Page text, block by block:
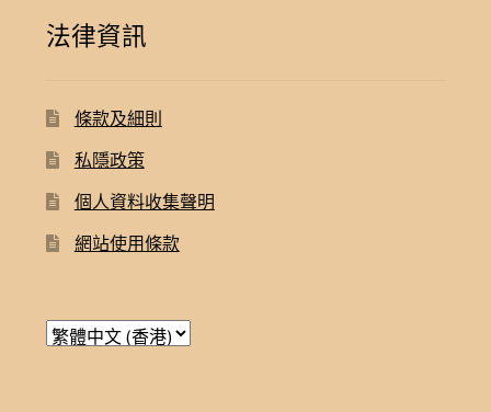
法律資訊
條款及細則
私隱政策
個人資料收集聲明
網站使用條款